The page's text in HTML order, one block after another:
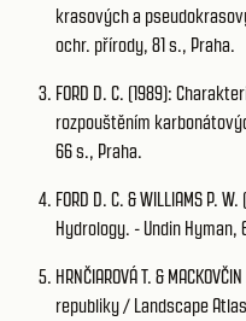
krasových a
ochr. přírody, 81 s., Praha.
FORD D. C. (1989):
rozpouštěním
66 s., Praha.
FORD D. C. & WILLIAMS P.
Hydrology. - Undin Hyman,
HRNČIAROVÁ T. &
republiky / Landscape